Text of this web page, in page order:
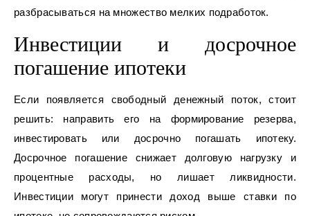
разбрасываться на множество мелких подработок.
Инвестиции и досрочное
погашение ипотеки
Если появляется свободный денежный поток, стоит
решить: направить его на формирование резерва,
инвестировать или досрочно погашать ипотеку.
Досрочное погашение снижает долговую нагрузку и
процентные расходы, но лишает ликвидности.
Инвестиции могут принести доход выше ставки по